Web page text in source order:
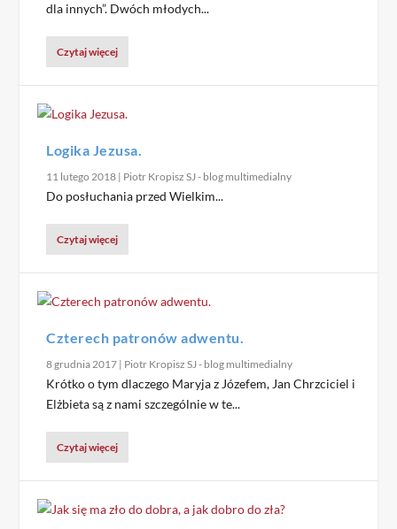
dla innych”. Dwóch młodych...
Czytaj więcej
Logika Jezusa.
11 lutego 2018 | Piotr Kropisz SJ - blog multimedialny
Do posłuchania przed Wielkim...
Czytaj więcej
Czterech patronów adwentu.
8 grudnia 2017 | Piotr Kropisz SJ - blog multimedialny
Krótko o tym dlaczego Maryja z Józefem, Jan Chrzciciel i
Elżbieta są z nami szczególnie w te...
Czytaj więcej